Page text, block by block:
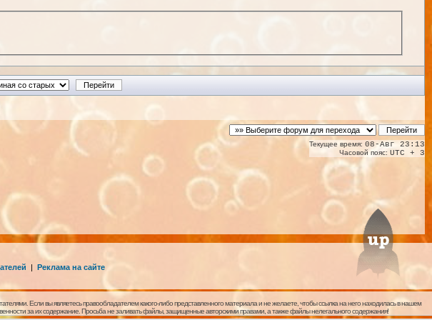
Текущее время: 08-Авг 23:13
Часовой пояс: UTC + 3
| Реклама на сайте
Если вы являетесь правообладателем какого-либо представленного материала и не желаете, чтобы ссылка на него находилась в нашем
за их содержание. Просьба не заливать файлы, защищенные авторскими правами, а также файлы нелегального содержания!